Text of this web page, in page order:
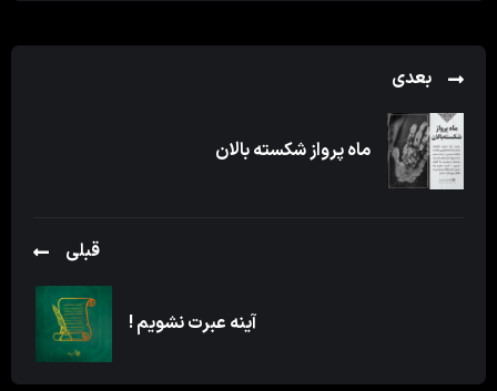
بعدی
ماه پرواز شکسته بالان
قبلی
آینه عبرت نشویم !